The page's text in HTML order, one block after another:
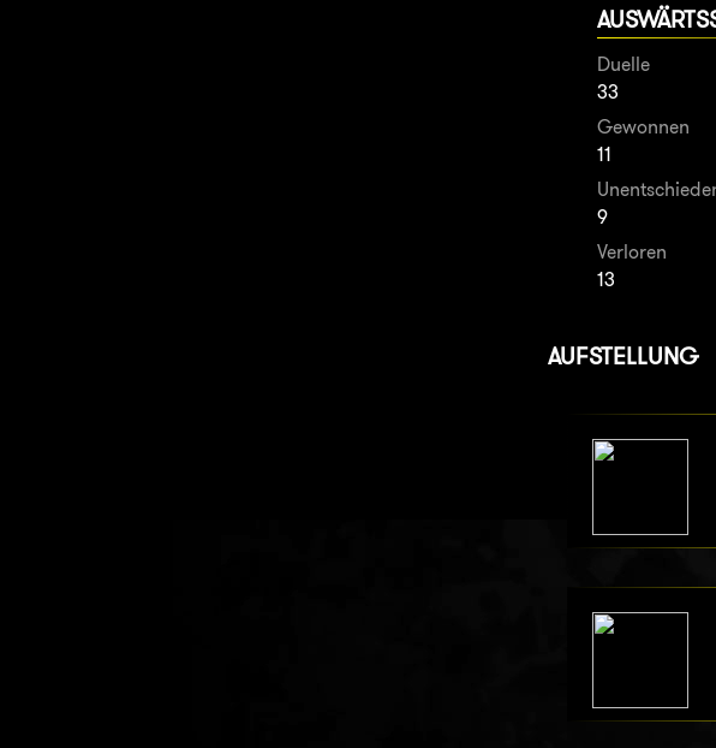
Duelle
33
Gewonnen
11
9
Verloren
13
AUFSTELLUNG